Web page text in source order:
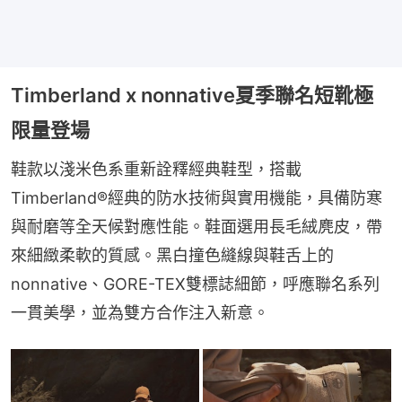
Timberland x nonnative夏季聯名短靴極
限量登場
鞋款以淺米色系重新詮釋經典鞋型，搭載
Timberland®經典的防水技術與實用機能，具備防寒
與耐磨等全天候對應性能。鞋面選用長毛絨麂皮，帶
來細緻柔軟的質感。黑白撞色縫線與鞋舌上的
nonnative、GORE-TEX雙標誌細節，呼應聯名系列
一貫美學，並為雙方合作注入新意。